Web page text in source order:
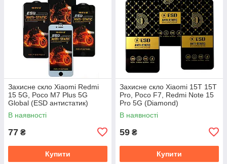
Захисне скло Xiaomi Redmi
15 5G, Poco M7 Plus 5G
Global (ESD антистатик)
В наявності
77 ₴
Купити
Захисне скло Xiaomi 15T 15T
Pro, Poco F7, Redmi Note 15
Pro 5G (Diamond)
В наявності
59 ₴
Купити